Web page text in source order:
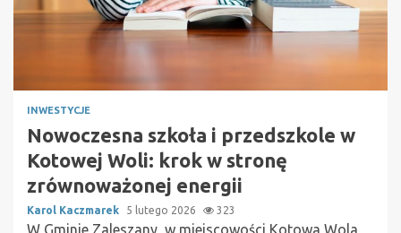
INWESTYCJE
Nowoczesna szkoła i przedszkole w
Kotowej Woli: krok w stronę
zrównoważonej energii
Karol Kaczmarek 5 lutego 2026 323
W Gminie Zaleszany, w miejscowości Kotowa Wola,